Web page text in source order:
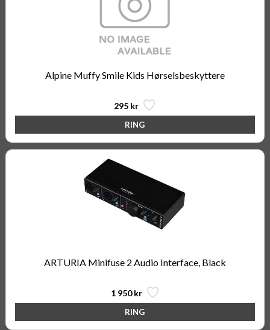
Alpine Muffy Smile Kids Hørselsbeskyttere
295 kr
ARTURIA Minifuse 2 Audio Interface, Black
1 950 kr